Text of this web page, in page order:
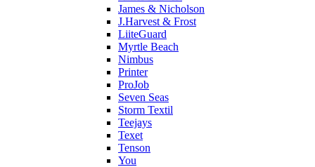
James & Nicholson
J.Harvest & Frost
LiiteGuard
Myrtle Beach
Nimbus
Printer
ProJob
Seven Seas
Storm Textil
Teejays
Texet
Tenson
You